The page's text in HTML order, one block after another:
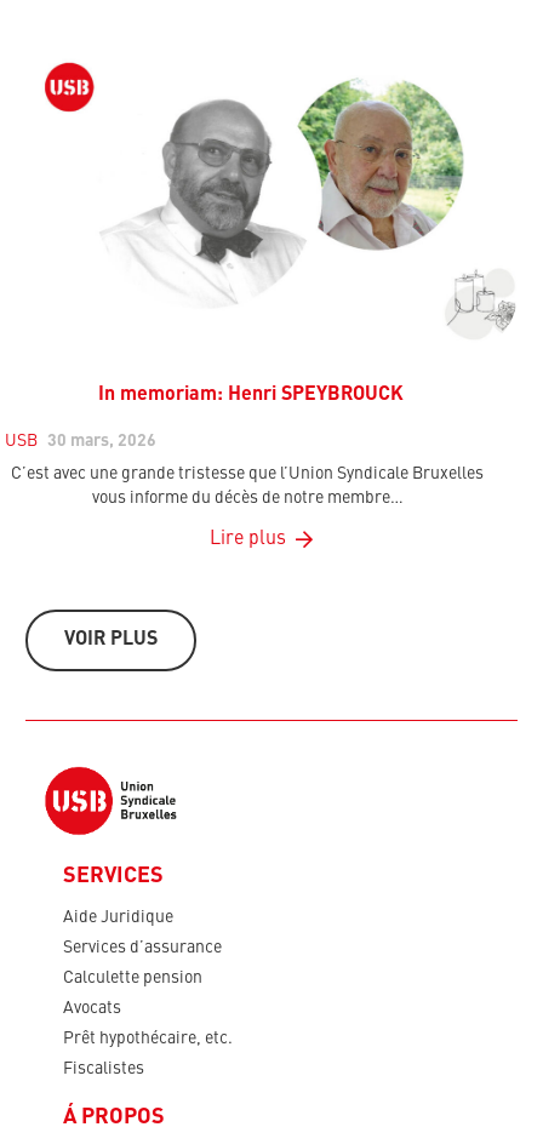
In memoriam: Henri SPEYBROUCK
USB
30 mars, 2026
C’est avec une grande tristesse que l’Union Syndicale Bruxelles
vous informe du décès de notre membre…
Lire plus
VOIR PLUS
SERVICES
Aide Juridique
Services d’assurance
Calculette pension
Avocats
Prêt hypothécaire, etc.
Fiscalistes
Á PROPOS